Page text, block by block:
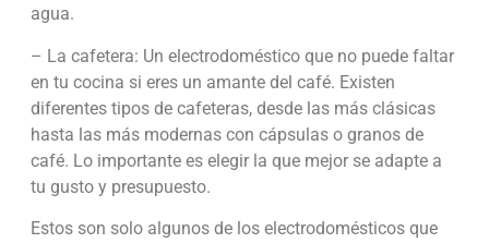
agua.
– La cafetera: Un electrodoméstico que no puede faltar
en tu cocina si eres un amante del café. Existen
diferentes tipos de cafeteras, desde las más clásicas
hasta las más modernas con cápsulas o granos de
café. Lo importante es elegir la que mejor se adapte a
tu gusto y presupuesto.
Estos son solo algunos de los electrodomésticos que